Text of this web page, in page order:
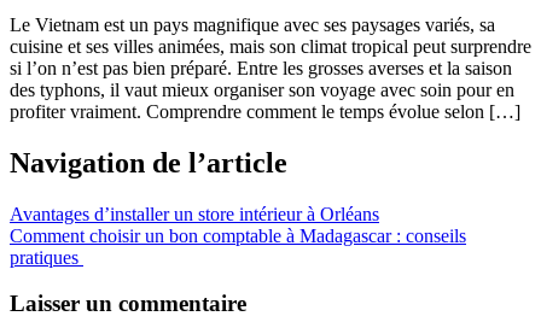
Le Vietnam est un pays magnifique avec ses paysages variés, sa
cuisine et ses villes animées, mais son climat tropical peut surprendre
si l’on n’est pas bien préparé. Entre les grosses averses et la saison
des typhons, il vaut mieux organiser son voyage avec soin pour en
profiter vraiment. Comprendre comment le temps évolue selon […]
Navigation de l’article
Avantages d’installer un store intérieur à Orléans
Comment choisir un bon comptable à Madagascar : conseils
pratiques
Laisser un commentaire